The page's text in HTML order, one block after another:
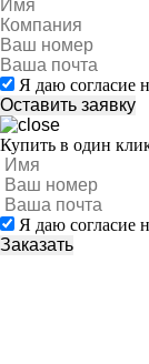
Я даю согласие
Купить в один
Я даю согласие